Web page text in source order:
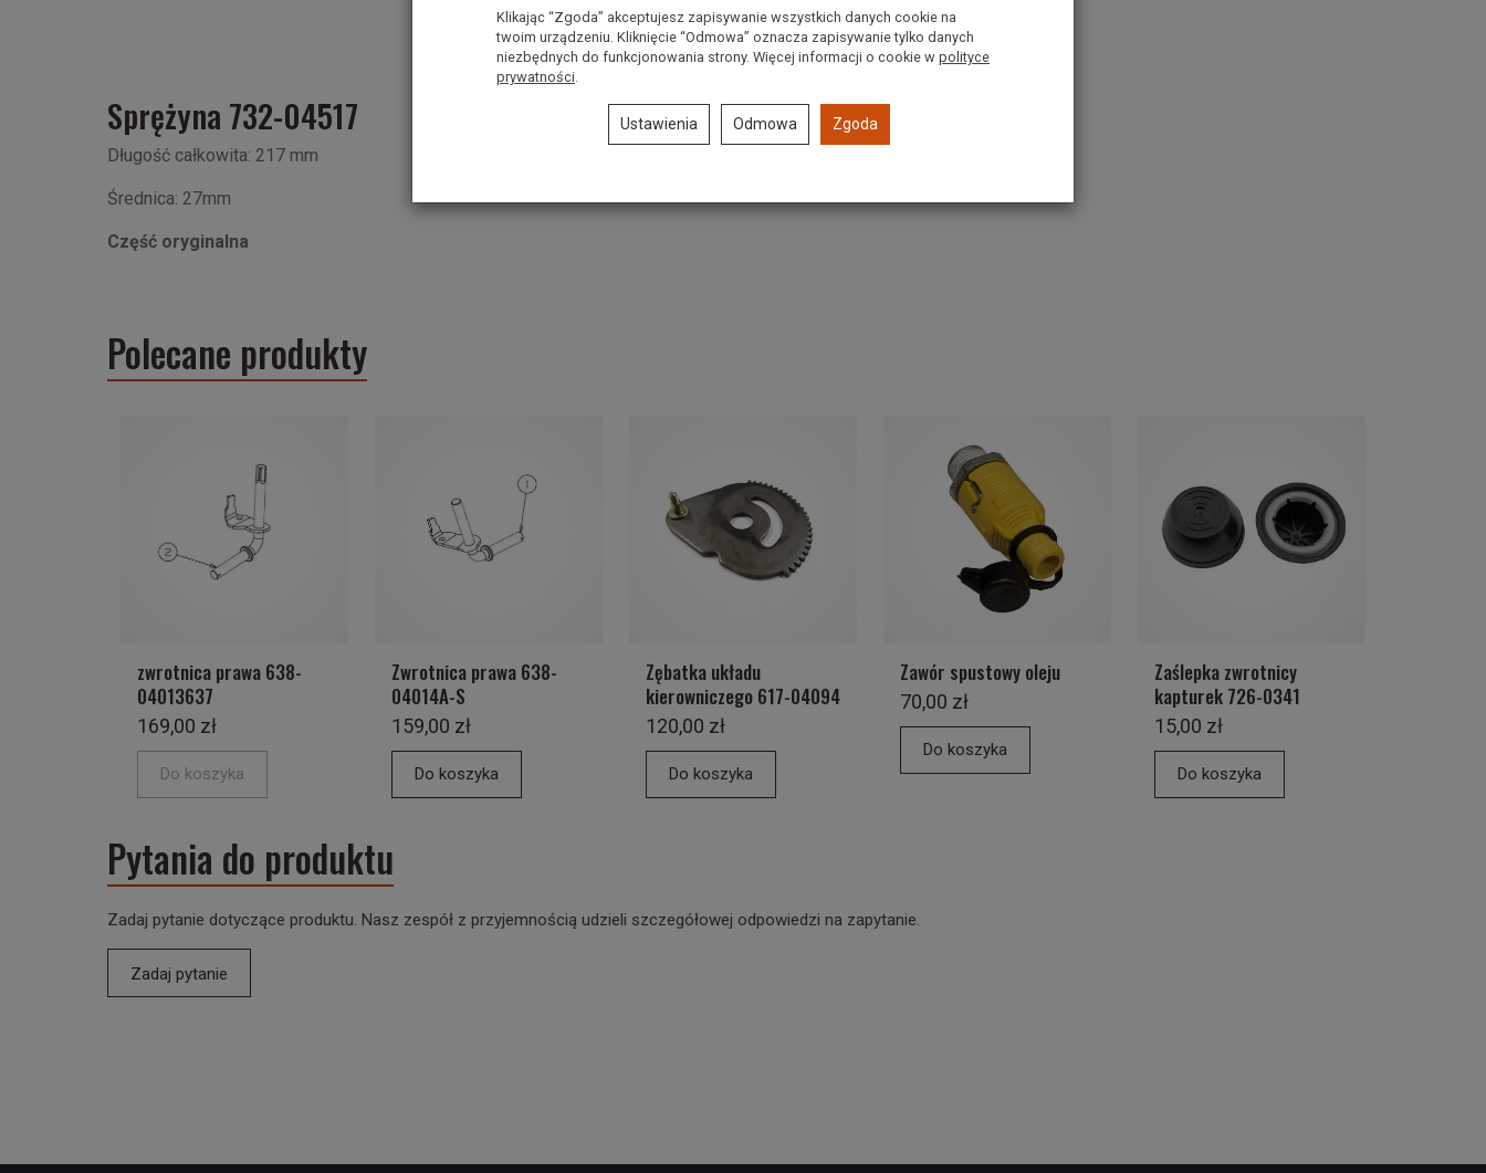
Sprężyna 732-04517
Długość całkowita: 217 mm
Średnica: 27mm
Część oryginalna
Polecane produkty
zwrotnica prawa 638-
04013637
169,00 zł
Do koszyka
Zwrotnica prawa 638-
04014A-S
159,00 zł
Do koszyka
Zębatka układu
kierowniczego 617-04094
120,00 zł
Do koszyka
Zawór spustowy oleju
70,00 zł
Do koszyka
Zaślepka zwrotnicy
kapturek 726-0341
15,00 zł
Do koszyka
Pytania do produktu
Zadaj pytanie dotyczące produktu. Nasz zespół z przyjemnością udzieli szczegółowej odpowiedzi na zapytanie.
Zadaj pytanie
Klikając “Zgoda” akceptujesz zapisywanie wszystkich danych cookie na
twoim urządzeniu. Kliknięcie “Odmowa” oznacza zapisywanie tylko danych
niezbędnych do funkcjonowania strony. Więcej informacji o cookie w polityce
prywatności
Ustawienia Odmowa Zgoda